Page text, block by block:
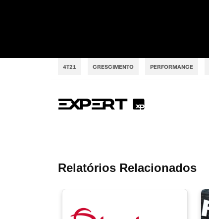
4T21 CRESCIMENTO PERFORMANCE
Relatórios Relacionados